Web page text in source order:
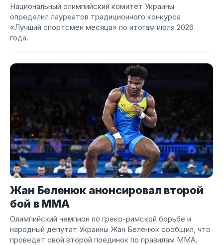
Национальный олимпийский комитет Украины
определил лауреатов традиционного конкурса
«Лучший спортсмен месяца» по итогам июля 2026
года.
Жан Беленюк анонсировал второй
бой в ММА
Олимпийский чемпион по греко-римской борьбе и
народный депутат Украины Жан Беленюк сообщил, что
проведет свой второй поединок по правилам ММА.